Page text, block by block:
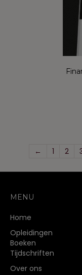
← 1 2
MENU
Home
Opleidingen
Boeken
Tijdschriften
Over ons